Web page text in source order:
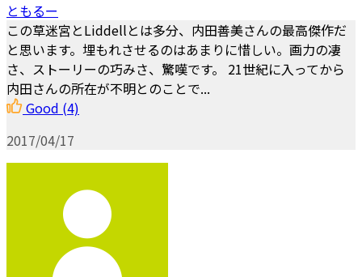
ともるー
この草迷宮とLiddellとは多分、内田善美さんの最高傑作だ
と思います。埋もれさせるのはあまりに惜しい。画力の凄
さ、ストーリーの巧みさ、驚嘆です。 21世紀に入ってから
内田さんの所在が不明とのことで...
Good (4)
2017/04/17